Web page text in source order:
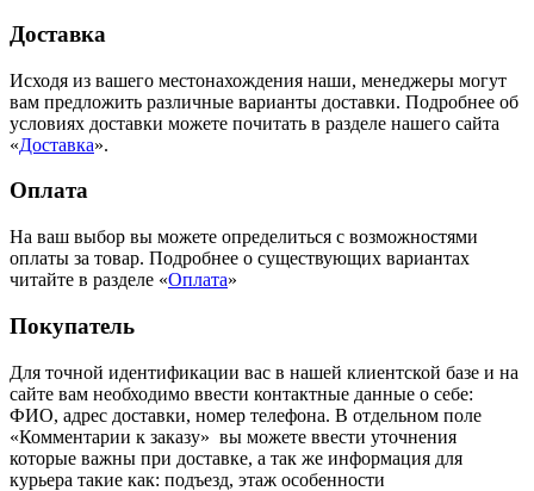
Доставка
Исходя из вашего местонахождения наши, менеджеры могут
вам предложить различные варианты доставки. Подробнее об
условиях доставки можете почитать в разделе нашего сайта
«Доставка».
Оплата
На ваш выбор вы можете определиться с возможностями
оплаты за товар. Подробнее о существующих вариантах
читайте в разделе «Оплата»
Покупатель
Для точной идентификации вас в нашей клиентской базе и на
сайте вам необходимо ввести контактные данные о себе:
ФИО, адрес доставки, номер телефона. В отдельном поле
«Комментарии к заказу» вы можете ввести уточнения
которые важны при доставке, а так же информация для
курьера такие как: подъезд, этаж особенности